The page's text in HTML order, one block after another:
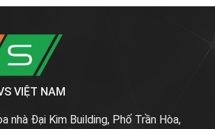
VIỆT NAM
nhà Đại Kim Building, Phố Trần Hòa,